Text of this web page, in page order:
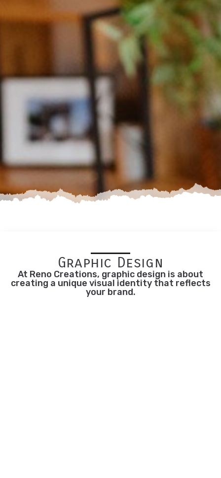
Graphic Design
At Reno Creations, graphic design is about
creating a unique visual identity that reflects
your brand.